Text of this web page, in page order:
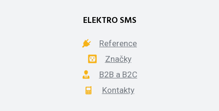
ELEKTRO SMS
Reference
Značky
B2B a B2C
Kontakty